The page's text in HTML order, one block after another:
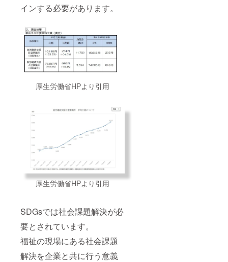
インする必要があります。
厚生労働省HPより引用
厚生労働省HPより引用
SDGsでは社会課題解決が必
要とされています。
福祉の現場にある社会課題
解決を企業と共に行う意義